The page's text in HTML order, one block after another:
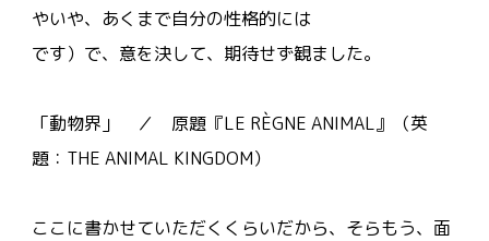
やいや、あくまで自分の性格的には
です）で、意を決して、期待せず観ました。
「動物界」 ／ 原題『LE RÈGNE ANIMAL』（英
題：THE ANIMAL KINGDOM）
ここに書かせていただくくらいだから、そらもう、面